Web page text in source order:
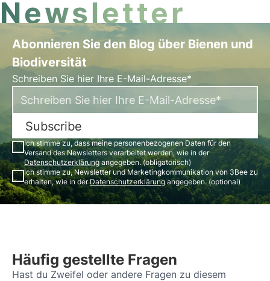
Newsletter
Abonnieren Sie den Blog über Bienen und
Biodiversität
Schreiben Sie hier Ihre E-Mail-Adresse*
Subscribe
Ich stimme zu, dass meine personenbezogenen Daten für den
Versand des Newsletters verarbeitet werden, wie in der
Datenschutzerklärungangegeben. (obligatorisch)
Ich stimme zu, Newsletter und Marketingkommunikation von 3Bee zu
erhalten, wie in derDatenschutzerklärungangegeben. (optional)
Häufig gestellte Fragen
Hast du Zweifel oder andere Fragen zu diesem